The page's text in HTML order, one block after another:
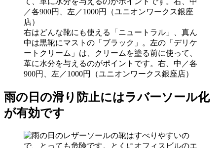
右はどんな靴にも使える「ニュートラル」、真ん
中は黒靴にマストの「ブラック」。左の「デリケ
ートクリーム」は、クリームを塗る前に使って、
革に水分を与えるのがポイントです。右、中／各
900円、左／1000円（ユニオンワークス銀座店）
雨の日の滑り防止にはラバーソール化
が有効です